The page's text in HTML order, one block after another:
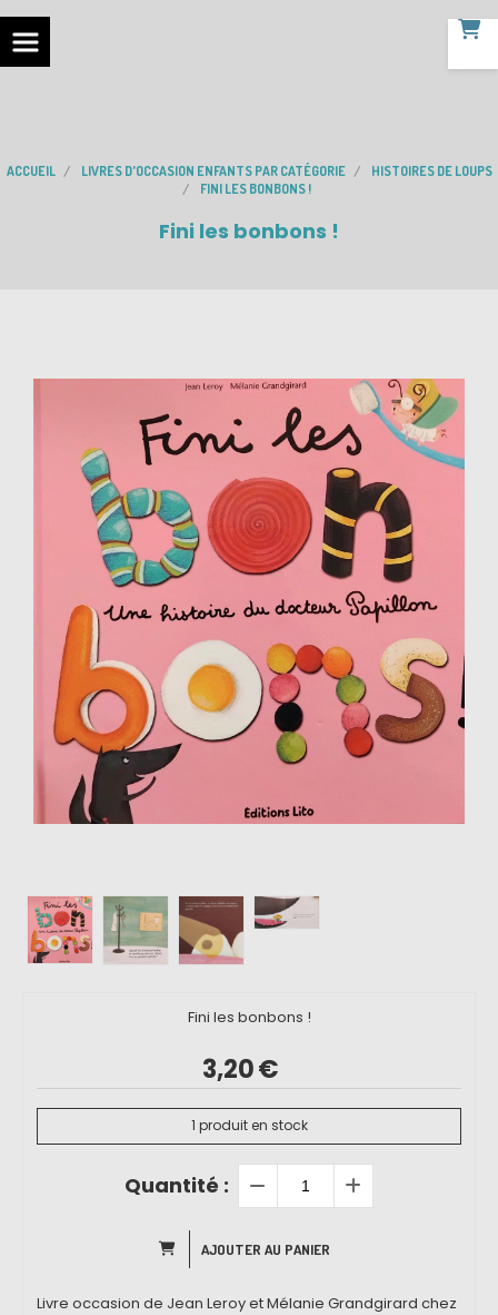
ACCUEIL LIVRES D'OCCASION ENFANTS PAR CATÉGORIE
HISTOIRES DE LOUPS
FINI LES BONBONS !
Fini les bonbons !
Fini les bonbons !
3,20€
1 produit en stock
Quantité :
AJOUTER AU PANIER
Livre occasion de Jean Leroy et Mélanie Grandgirard chez